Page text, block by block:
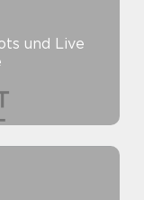
und Live